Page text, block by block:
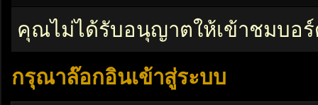
คุณไม่ได้รับอนุญาตให้เข้าชมบอ
กรุณาล๊อกอินเข้าสู่ระบบ